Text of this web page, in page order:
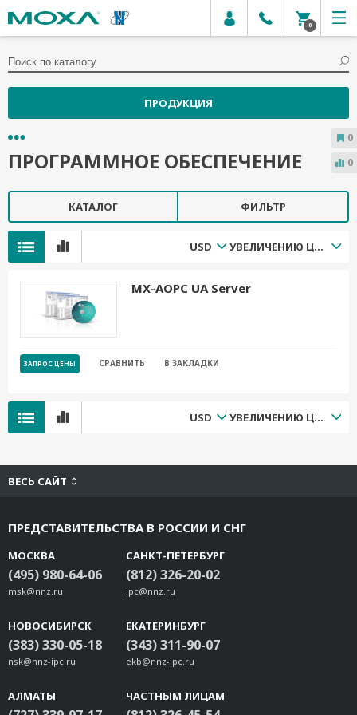
0
ПРОДУКЦИЯ
ПРОГРАММНОЕ ОБЕСПЕЧЕНИЕ
КАТАЛОГ ФИЛЬТР
USD УВЕЛИЧЕНИЮ ЦЕНЫ
MX-AOPC UA Server
ЗАПРОС ЦЕНЫ СРАВНИТЬ В ЗАКЛАДКИ
USD УВЕЛИЧЕНИЮ ЦЕНЫ
ВЕСЬ САЙТ
ПРЕДСТАВИТЕЛЬСТВА В РОССИИ И СНГ
МОСКВА
(495) 980-64-06
msk@nnz.ru
САНКТ-ПЕТЕРБУРГ
(812) 326-20-02
ipc@nnz.ru
НОВОСИБИРСК
(383) 330-05-18
nsk@nnz-ipc.ru
ЕКАТЕРИНБУРГ
(343) 311-90-07
ekb@nnz-ipc.ru
АЛМАТЫ ЧАСТНЫМ ЛИЦАМ
0
0